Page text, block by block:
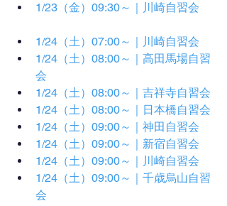
1/23（金）09:30～｜川崎自習会
1/24（土）07:00～｜川崎自習会
1/24（土）08:00～｜高田馬場自習
会
1/24（土）08:00～｜吉祥寺自習会
1/24（土）08:00～｜日本橋自習会
1/24（土）09:00～｜神田自習会
1/24（土）09:00～｜新宿自習会
1/24（土）09:00～｜川崎自習会
1/24（土）09:00～｜千歳烏山自習
会